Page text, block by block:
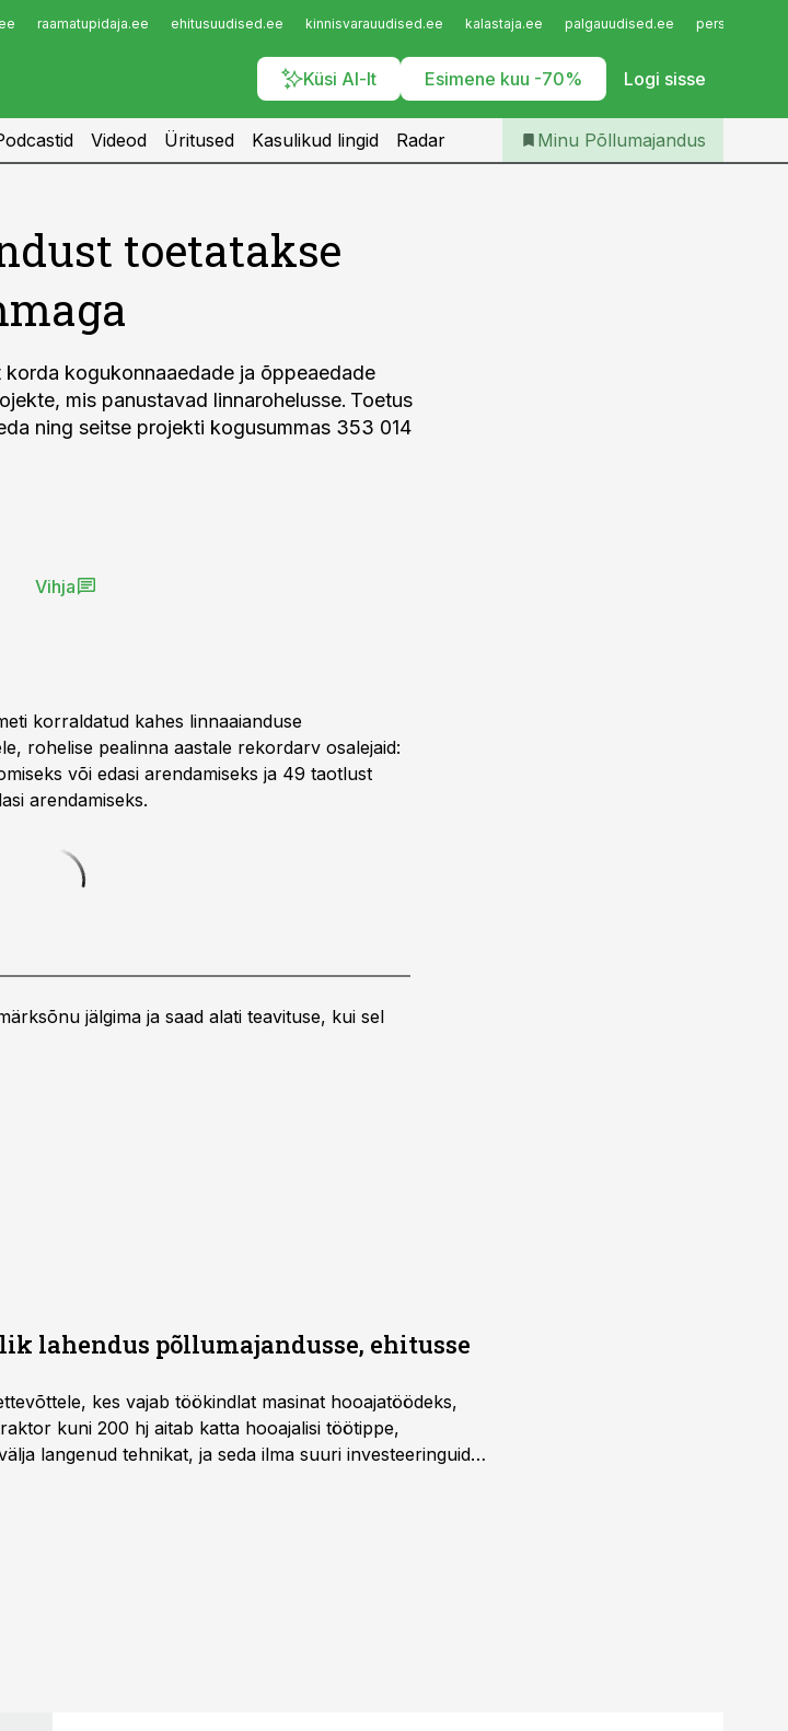
raamatupidaja.ee ehitusuudised.ee kinnisvarauudised.ee kalastaja.ee palgauudised.ee
Küsi AI-lt Esimene kuu -70% Logi sisse
Iseteenindus
Telli Põllumajandus
Videod Üritused Kasulikud lingid Radar Minu Põllumajandus
toetatakse
kogukonnaaedade ja õppeaedade
mis panustavad linnarohelusse. Toetus
ning seitse projekti kogusummas 353 014
Vihja
korraldatud kahes linnaaianduse
rohelise pealinna aastale rekordarv osalejaid:
või edasi arendamiseks ja 49 taotlust
arendamiseks.
jälgima ja saad alati teavituse, kui sel
lahendus põllumajandusse, ehitusse
kes vajab töökindlat masinat hooajatöödeks,
kuni 200 hj aitab katta hooajalisi töötippe,
langenud tehnikat, ja seda ilma suuri investeeringuid